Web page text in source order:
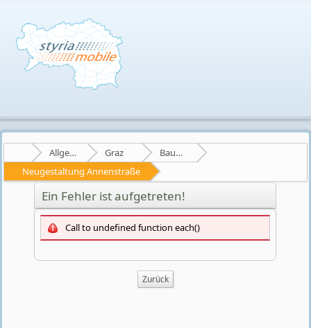
Allgemein Graz
Bauprojekte
Neugestaltung Annenstraße
Ein Fehler ist aufgetreten!
Call to undefined function each()
Zurück